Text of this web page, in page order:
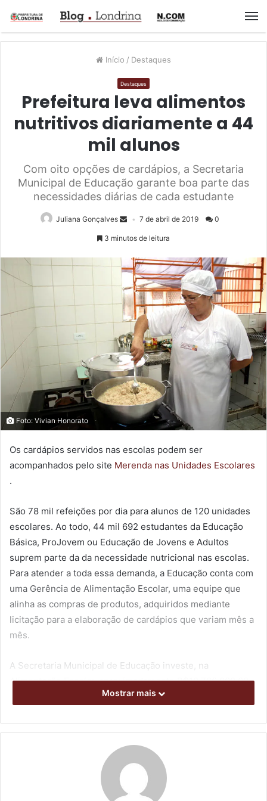
Início / Destaques
Destaques
Prefeitura leva alimentos
nutritivos diariamente a 44
mil alunos
Com oito opções de cardápios, a Secretaria
Municipal de Educação garante boa parte das
necessidades diárias de cada estudante
Juliana Gonçalves 7 de abril de 2019 0
3 minutos de leitura
Foto: Vivian Honorato
Os cardápios servidos nas escolas podem ser
acompanhados pelo site Merenda nas Unidades Escolares
.
São 78 mil refeições por dia para alunos de 120 unidades
escolares. Ao todo, 44 mil 692 estudantes da Educação
Básica, ProJovem ou Educação de Jovens e Adultos
suprem parte da da necessidade nutricional nas escolas.
Para atender a toda essa demanda, a Educação conta com
uma Gerência de Alimentação Escolar, uma equipe que
alinha as compras de produtos, adquiridos mediante
licitação para a elaboração de cardápios que variam mês a
mês.
A Secretaria Municipal de Educação investe, na
Alimentação Escolar, aproximadamente R$10.700.000,00,
para aquisição de gêneros alimentícios. A nutricionista da
trabalho envolvendo a merenda escolar segue as
determinações da Resolução nº 26/2013, do Ministério da
Educação, que define as normas do Programa Nacional de
Alimentação Escolar (PNAE).
Mostrar mais